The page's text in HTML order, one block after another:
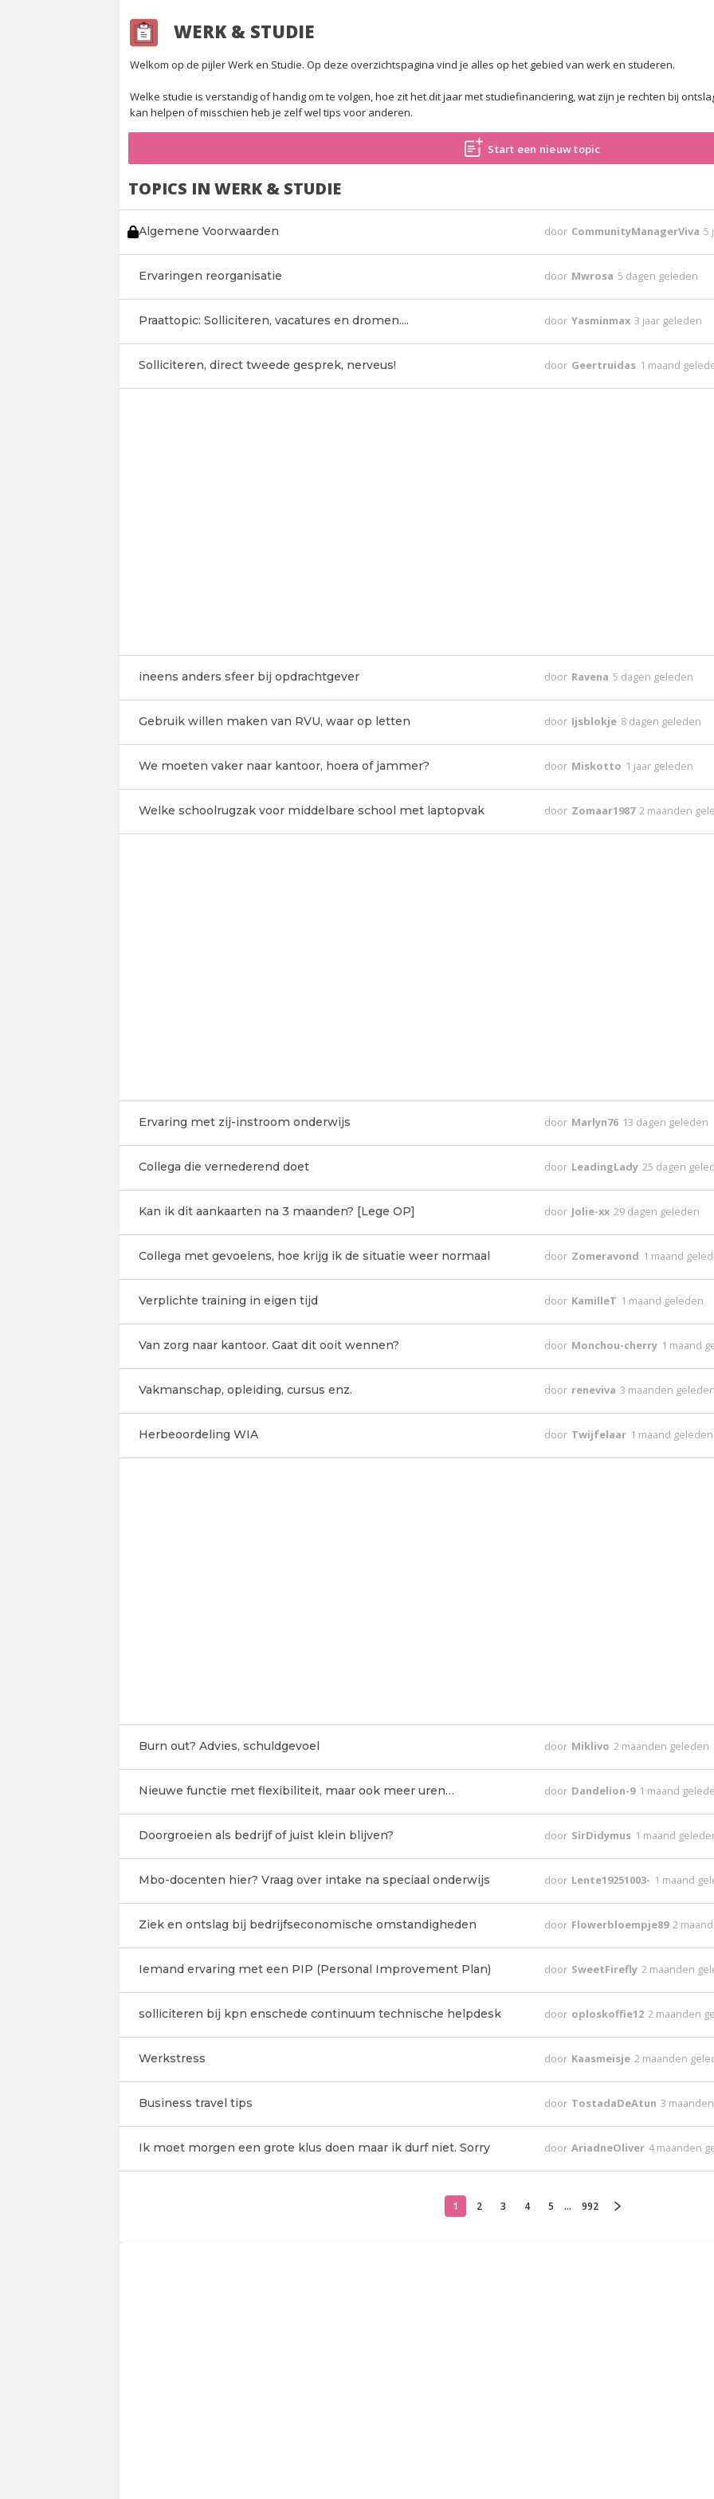
WERK & STUDIE
Welkom op de pijler Werk en Studie. Op deze overzichtspagina vind je alles op het gebied van werk en studeren.
Welke studie is verstandig of handig om te volgen, hoe zit het dit jaar met studiefinanciering, wat zijn je rechten bij
kan helpen of misschien heb je zelf wel tips voor anderen.
Start een nieuw topic
TOPICS IN WERK & STUDIE
Algemene Voorwaarden door CommunityManagerViva 5
Ervaringen reorganisatie door Mwrosa 5 dagen geleden
Praattopic: Solliciteren, vacatures en dromen.... door Yasminmax 3 jaar geleden
Solliciteren, direct tweede gesprek, nerveus! door Geertruidas 1 maand
ineens anders sfeer bij opdrachtgever door Ravena 5 dagen geleden
Gebruik willen maken van RVU, waar op letten door Ijsblokje 8 dagen geleden
We moeten vaker naar kantoor, hoera of jammer? door Miskotto 1 jaar geleden
Welke schoolrugzak voor middelbare school met laptopvak door Zomaar1987 2 maanden
Ervaring met zij-instroom onderwijs door Marlyn76 13 dagen geleden
Collega die vernederend doet door LeadingLady 25 dagen
Kan ik dit aankaarten na 3 maanden? [Lege OP] door Jolie-xx 29 dagen geleden
Collega met gevoelens, hoe krijg ik de situatie weer normaal door Zomeravond 1 maand
Verplichte training in eigen tijd door KamilleT 1 maand geleden
Van zorg naar kantoor. Gaat dit ooit wennen? door Monchou-cherry 1 maand
Vakmanschap, opleiding, cursus enz. door reneviva 3 maanden geleden
Herbeoordeling WIA door Twijfelaar 1 maand geleden
Burn out? Advies, schuldgevoel door Miklivo 2 maanden geleden
Nieuwe functie met flexibiliteit, maar ook meer uren… door Dandelion-9 1 maand
Doorgroeien als bedrijf of juist klein blijven? door SirDidymus 1 maand
Mbo-docenten hier? Vraag over intake na speciaal onderwijs door Lente19251003- 1 maand
Ziek en ontslag bij bedrijfseconomische omstandigheden door Flowerbloempje89 2
Iemand ervaring met een PIP (Personal Improvement Plan) door SweetFirefly 2 maanden
solliciteren bij kpn enschede continuum technische helpdesk door oploskoffie12 2 maanden
Werkstress door Kaasmeisje 2 maanden
Business travel tips door TostadaDeAtun 3
Ik moet morgen een grote klus doen maar ik durf niet. Sorry door AriadneOliver 4 maanden
1 2 3 4 5 ... 992